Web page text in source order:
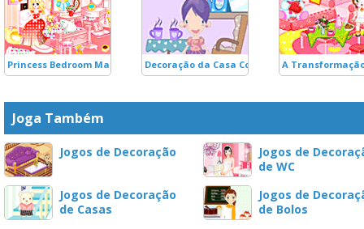
Princess Bedroom Make Over Decoração da Casa CogumeloA
Joga Também
Jogos de Decoração
Jogos de
de WC
Jogos de Decoração
de Casas
Jogos de
de Bolos